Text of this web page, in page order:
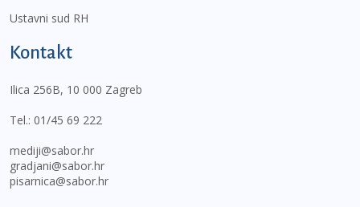
Ustavni sud RH
Kontakt
Ilica 256B, 10 000 Zagreb
Tel.: 01/45 69 222
mediji@sabor.hr
gradjani@sabor.hr
pisarnica@sabor.hr